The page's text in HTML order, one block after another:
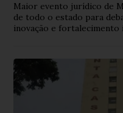
Maior evento jurídico de
de todo o estado para
inovação e fortalecimento